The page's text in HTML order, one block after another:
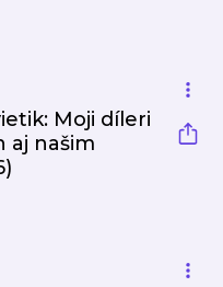
Moji díleri
aj našim